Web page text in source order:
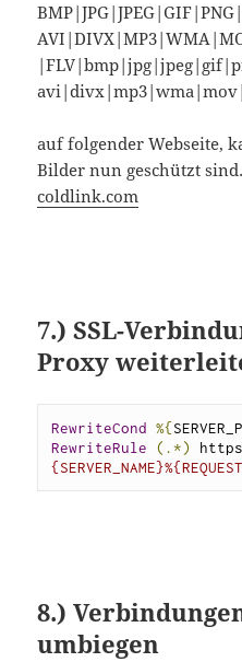
auf folgender Webseite,
Bilder nun geschützt
coldlink.com
7.) SSL-
Proxy
RewriteCond %{
RewriteRule
(.*) https
8.)
umbiegen